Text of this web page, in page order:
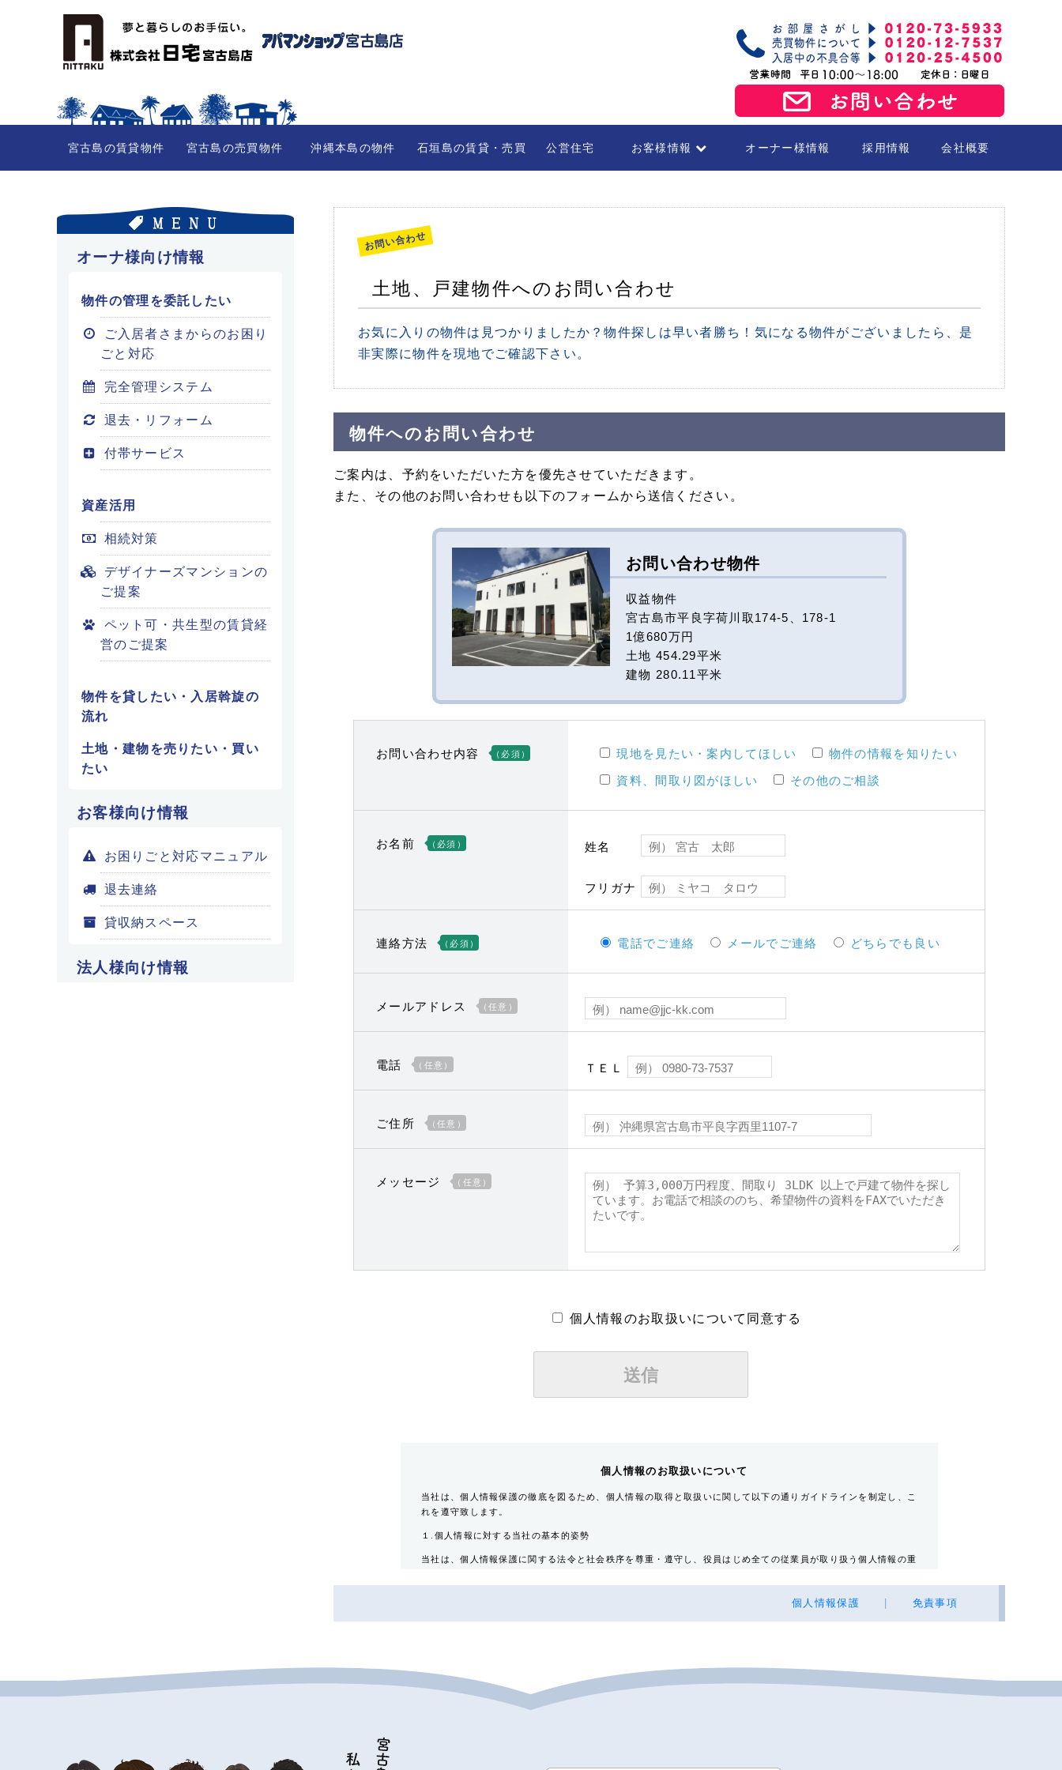
宮古島の賃貸物件 宮古島の売買物件 沖縄本島の物件 石垣島の賃貸・売買 公営住宅 お客様情報 オーナー様情報 採用情報 会社概要
お問い合わせ
土地、戸建物件へのお問い合わせ
お気に入りの物件は見つかりましたか？物件探しは早い者勝ち！気になる物件がございましたら、是
非実際に物件を現地でご確認下さい。
物件へのお問い合わせ
ご案内は、予約をいただいた方を優先させていただきます。
また、その他のお問い合わせも以下のフォームから送信ください。
お問い合わせ物件
収益物件
宮古島市平良字荷川取174-5、178-1
1億680万円
土地 454.29平米
建物 280.11平米
お問い合わせ内容 （必須） 現地を見たい・案内してほしい
物件の情報を知りたい
資料、間取り図がほしい
その他のご相談
お名前 （必須） 姓名
フリガナ
連絡方法 （必須） 電話でご連絡 メールでご連絡 どちらでも良い
メールアドレス （任意）
電話 （任意） ＴＥＬ
ご住所 （任意）
メッセージ （任意）
個人情報のお取扱いについて同意する
個人情報のお取扱いについて
当社は、個人情報保護の徹底を図るため、個人情報の取得と取扱いに関して以下の通りガイドラインを制定し、こ
れを遵守致します。
１.個人情報に対する当社の基本的姿勢
当社は、個人情報保護に関する法令と社会秩序を尊重・遵守し、役員はじめ全ての従業員が取り扱う個人情報の重
対象者
住所・氏名・性別・生年月日・年齢・職業（勤務先名称・住所・電話番号・Ｅ-mailアドレス）・自宅電話
番号・個人Ｅ-mail アドレス等
個人情報保護 免責事項
オーナ様向け情報
物件の管理を委託したい
ご入居者さまからのお困り
ごと対応
完全管理システム
退去・リフォーム
付帯サービス
資産活用
相続対策
デザイナーズマンションの
ご提案
ペット可・共生型の賃貸経
営のご提案
物件を貸したい・入居斡旋の
流れ
土地・建物を売りたい・買い
たい
お客様向け情報
お困りごと対応マニュアル
退去連絡
貸収納スペース
法人様向け情報